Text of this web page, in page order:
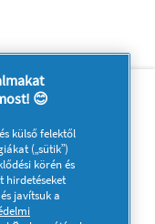
😊
külső felektől
(„sütik”)
körén és
hirdetéseket
javítsuk a